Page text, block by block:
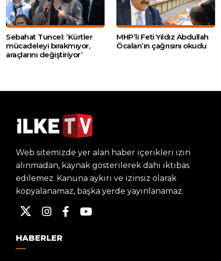
Sebahat Tuncel: ‘Kürtler
mücadeleyi bırakmıyor,
araçlarını değiştiriyor’
MHP’li Feti Yıldız Abdullah
Öcalan’ın çağrısını okudu
Web sitemizde yer alan haber içerikleri izin
alınmadan, kaynak gösterilerek dahi iktibas
edilemez. Kanuna aykırı ve izinsiz olarak
kopyalanamaz, başka yerde yayınlanamaz.
HABERLER